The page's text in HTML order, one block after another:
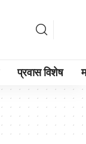
प्रवास विशेष